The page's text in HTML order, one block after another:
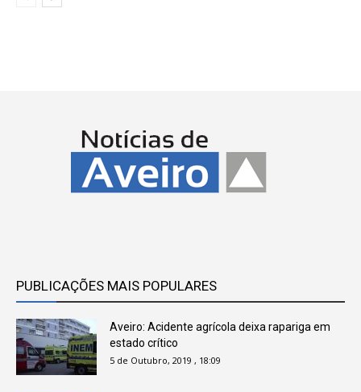
PUBLICAÇÕES MAIS POPULARES
Aveiro: Acidente agrícola deixa rapariga em
estado crítico
5 de Outubro, 2019 , 18:09